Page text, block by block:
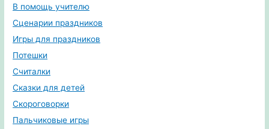
В помощь учителю
Сценарии праздников
Игры для праздников
Потешки
Считалки
Сказки для детей
Скороговорки
Пальчиковые игры